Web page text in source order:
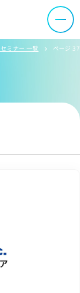
ミナー 一覧 chevron_right ページ 37